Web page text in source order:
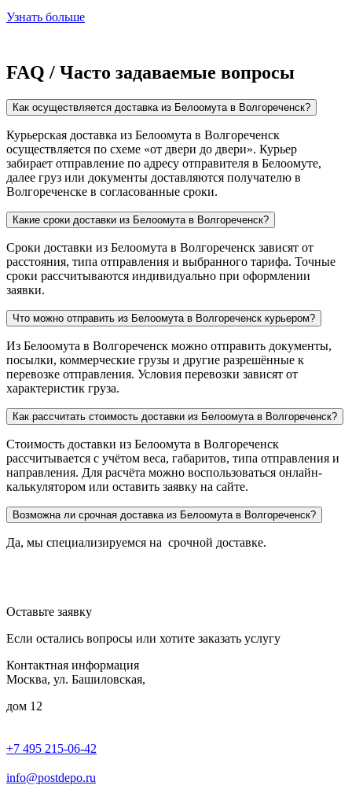
Узнать больше
FAQ / Часто задаваемые вопросы
Как осуществляется доставка из Белоомута в Волгореченск?
Курьерская доставка из Белоомута в Волгореченск
осуществляется по схеме «от двери до двери». Курьер
забирает отправление по адресу отправителя в Белоомуте,
далее груз или документы доставляются получателю в
Волгореченске в согласованные сроки.
Какие сроки доставки из Белоомута в Волгореченск?
Сроки доставки из Белоомута в Волгореченск зависят от
расстояния, типа отправления и выбранного тарифа. Точные
сроки рассчитываются индивидуально при оформлении
заявки.
Что можно отправить из Белоомута в Волгореченск курьером?
Из Белоомута в Волгореченск можно отправить документы,
посылки, коммерческие грузы и другие разрешённые к
перевозке отправления. Условия перевозки зависят от
характеристик груза.
Как рассчитать стоимость доставки из Белоомута в Волгореченск?
Стоимость доставки из Белоомута в Волгореченск
рассчитывается с учётом веса, габаритов, типа отправления и
направления. Для расчёта можно воспользоваться онлайн-
калькулятором или оставить заявку на сайте.
Возможна ли срочная доставка из Белоомута в Волгореченск?
Да, мы специализируемся на срочной доставке.
Оставьте заявку
Если остались вопросы или хотите заказать услугу
Контактная информация
Москва, ул. Башиловская,
дом 12
+7 495 215-06-42
info@postdepo.ru